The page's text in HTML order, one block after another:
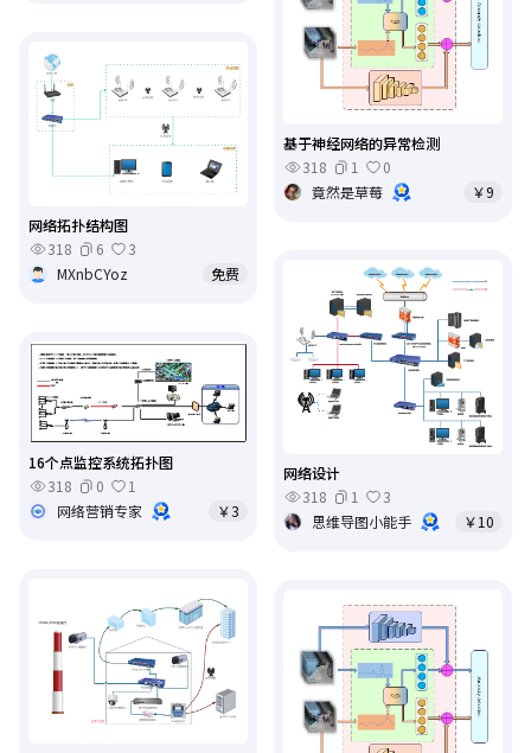
基于神经网络的异常检测
318
1
0
竟然是草莓
￥9
网络拓扑结构图
318
6
3
MXnbCYoz
免费
网络设计
318
1
3
思维导图小能手
￥10
16个点监控系统拓扑图
318
0
1
网络营销专家
￥3